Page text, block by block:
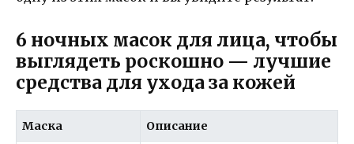
6 ночных масок для лица, чтобы
выглядеть роскошно — лучшие
средства для ухода за кожей
Маска Описание